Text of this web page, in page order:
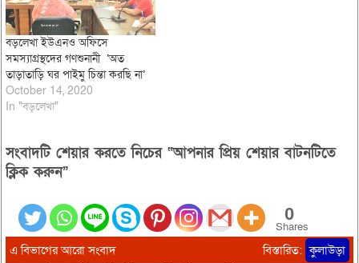
বড়লেখা ইউএনও অফিসে
সমস্যাগ্রস্থদের গণশুনানী ‘অত
তাড়াতাড়ি ঘর পাইমু চিন্তা করছি না’
October 14, 2020
In "বড়লেখা"
সংবাদটি শেয়ার করতে নিচের “আপনার প্রিয় শেয়ার বাটনটিতে
ক্লিক করুন”
0
Shares
এ বিভাগের আরো সংবাদ বিস্তারিত: কুলাউড়া